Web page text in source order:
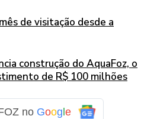
de visitação desde a
construção do AquaFoz, o
de R$ 100 milhões
no Goog e